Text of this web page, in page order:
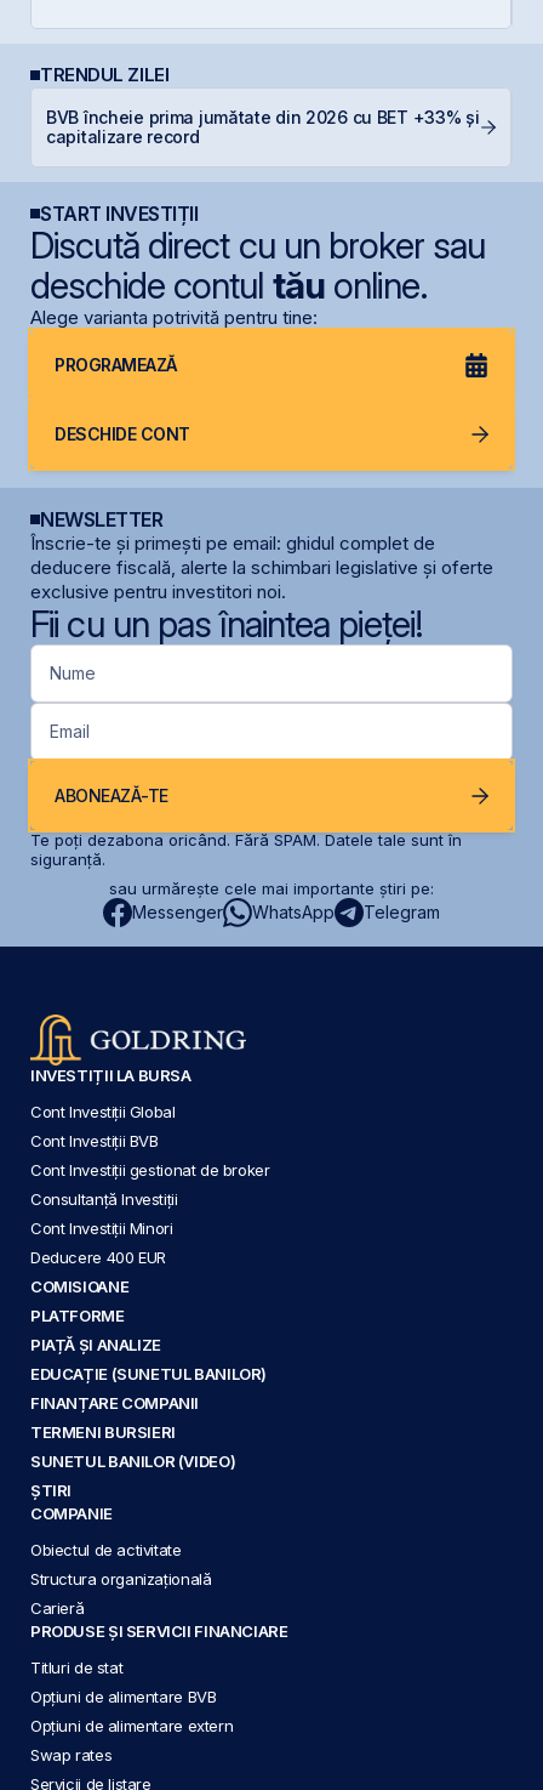
TRENDUL ZILEI
BVB încheie prima jumătate din 2026 cu BET +33% și
capitalizare record
START INVESTIȚII
Discută direct cu un broker sau
deschide contul tăuonline.
Alege varianta potrivită pentru tine:
PROGRAMEAZĂ
DESCHIDE CONT
NEWSLETTER
Înscrie-te și primești pe email: ghidul complet de
deducere fiscală, alerte la schimbari legislative și oferte
exclusive pentru investitori noi.
Fii cu un pas înaintea pieței!
Nume
Email
ABONEAZĂ-TE
Te poți dezabona oricând. Fără SPAM. Datele tale sunt în
siguranță.
sau urmărește cele mai importante știri pe:
Messenger WhatsApp Telegram
INVESTIȚII LA BURSA
Cont Investiții Global
Cont Investiții BVB
Cont Investiții gestionat de broker
Consultanță Investiții
Cont Investiții Minori
Deducere 400 EUR
COMISIOANE
PLATFORME
PIAȚĂ ȘI ANALIZE
EDUCAȚIE (SUNETUL BANILOR)
FINANȚARE COMPANII
TERMENI BURSIERI
SUNETUL BANILOR (VIDEO)
ȘTIRI
COMPANIE
Obiectul de activitate
Structura organizațională
Carieră
PRODUSE ȘI SERVICII FINANCIARE
Titluri de stat
Opțiuni de alimentare BVB
Opțiuni de alimentare extern
Swap rates
Servicii de listare